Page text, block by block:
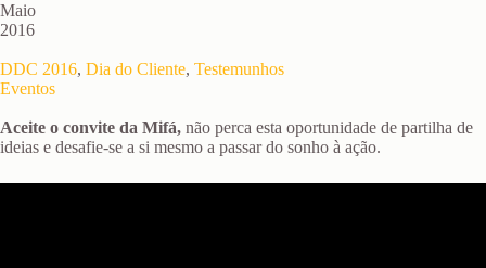
Maio
2016
DDC 2016, Dia do Cliente, Testemunhos
Eventos
Aceite o convite da Mifá, não perca esta oportunidade de partilha de
ideias e desafie-se a si mesmo a passar do sonho à ação.